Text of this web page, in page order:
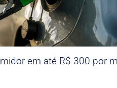
em até R$ 300 por